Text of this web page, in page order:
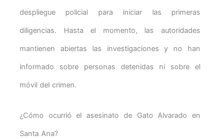
despliegue policial para iniciar las primeras
diligencias. Hasta el momento, las autoridades
mantienen abiertas las investigaciones y no han
informado sobre personas detenidas ni sobre el
móvil del crimen.
¿Cómo ocurrió el asesinato de Gato Alvarado en
Santa Ana?